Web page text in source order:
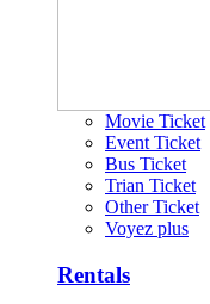
Movie Ticket
Event Ticket
Bus Ticket
Trian Ticket
Other Ticket
Voyez plus
Rentals